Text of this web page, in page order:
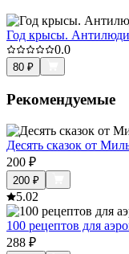
Год крысы.
0.0
80 ₽
Рекомендуемые
Десять сказок от
200 ₽
200 ₽
5.02
100 рецептов для
288 ₽